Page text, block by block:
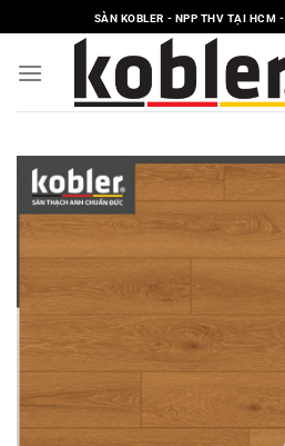
đến
nội
SÀN KOBLER - NPP THV TẠI HCM -